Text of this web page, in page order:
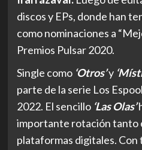
discos y EPs, donde han
como nominaciones a
Premios Pulsar 2020.
Single como ‘Otros’y
parte de la serie Los
2022. El sencillo‘Las Olas’
importante rotación tanto
plataformas digitales. Con